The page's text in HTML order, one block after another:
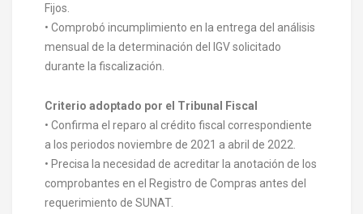
Fijos.
• Comprobó incumplimiento en la entrega del análisis
mensual de la determinación del IGV solicitado
durante la fiscalización.
Criterio adoptado por el Tribunal Fiscal
• Confirma el reparo al crédito fiscal correspondiente
a los periodos noviembre de 2021 a abril de 2022.
• Precisa la necesidad de acreditar la anotación de los
comprobantes en el Registro de Compras antes del
requerimiento de SUNAT.